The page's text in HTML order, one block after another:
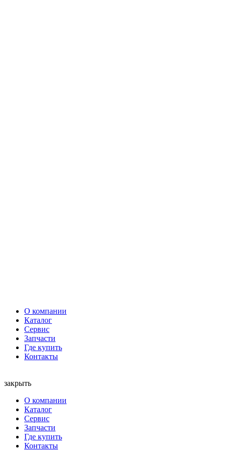
О компании
Каталог
Сервис
Запчасти
Где купить
Контакты
закрыть
О компании
Каталог
Сервис
Запчасти
Где купить
Контакты